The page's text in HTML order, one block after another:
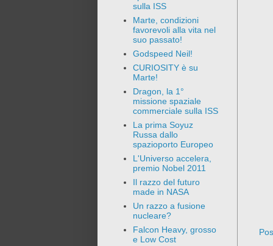
sulla ISS
Marte, condizioni
favorevoli alla vita nel
suo passato!
Godspeed Neil!
CURIOSITY è su
Marte!
Dragon, la 1°
missione spaziale
commerciale sulla ISS
La prima Soyuz
Russa dallo
spazioporto Europeo
L'Universo accelera,
premio Nobel 2011
Il razzo del futuro
made in NASA
Un razzo a fusione
nucleare?
Falcon Heavy, grosso
e Low Cost